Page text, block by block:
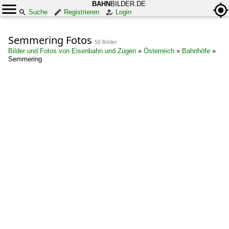
BAHN BILDER.DE
Suche
Registrieren Login
Semmering Fotos 50 Bilder
Bilder und Fotos von Eisenbahn und Zügen » Österreich » Bahnhöfe »
Semmering